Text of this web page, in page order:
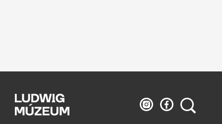
Ludwig
Múzeum
Ludwig
Múzeum
Keresés